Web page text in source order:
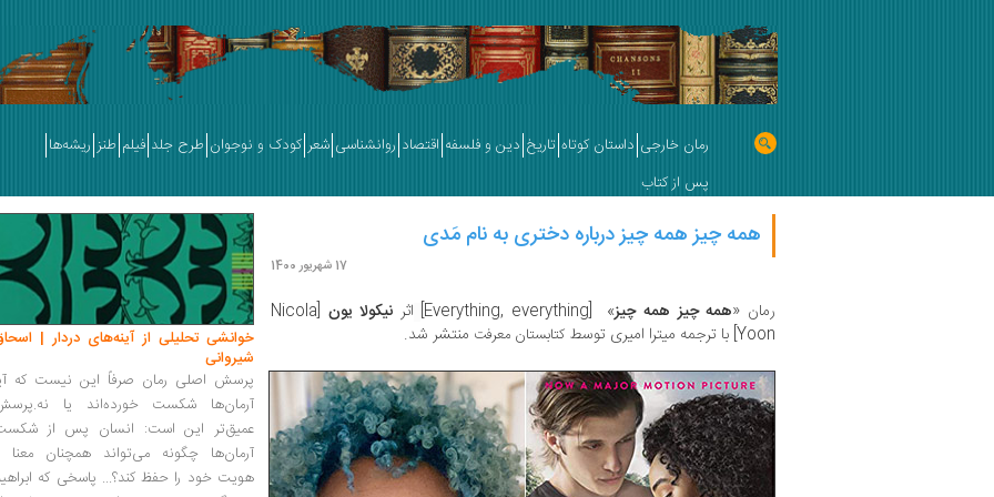
رمان خارجی داستان کوتاه تاریخ دین و فلسفه اقتصاد روانشناسی شعر کودک و نوجوان طرح جلد فیلم طنز ریشه‌ها
پس از کتاب
همه چیز همه چیز درباره دختری به نام مَدی
17 شهریور 1400
رمان «همه چیز همه چیز» [Everything, everything] اثر نیکولا یون [Nicola
Yoon] با ترجمه میترا امیری توسط
کتابستان معرفت منتشر شد.
خوانشی تحلیلی از آینه‌های دردار |
شیروانی
پرسش اصلی رمان صرفاً این نیست که
آرمان‌ها شکست خورده‌اند یا
عمیق‌تر این است: انسان پس از
آرمان‌ها چگونه می‌تواند همچنان معنا
هویت خود را حفظ کند؟... پاسخی که